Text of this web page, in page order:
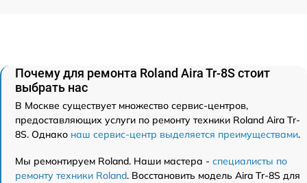
Почему для ремонта Roland Aira Tr-8S стоит
выбрать нас
В Москве существует множество сервис-центров,
предоставляющих услуги по ремонту техники Roland Aira Tr-
8S. Однако наш сервис-центр выделяется преимуществами.
Мы ремонтируем Roland. Наши мастера - специалисты по
ремонту техники Roland. Восстановить модель Aira Tr-8S для